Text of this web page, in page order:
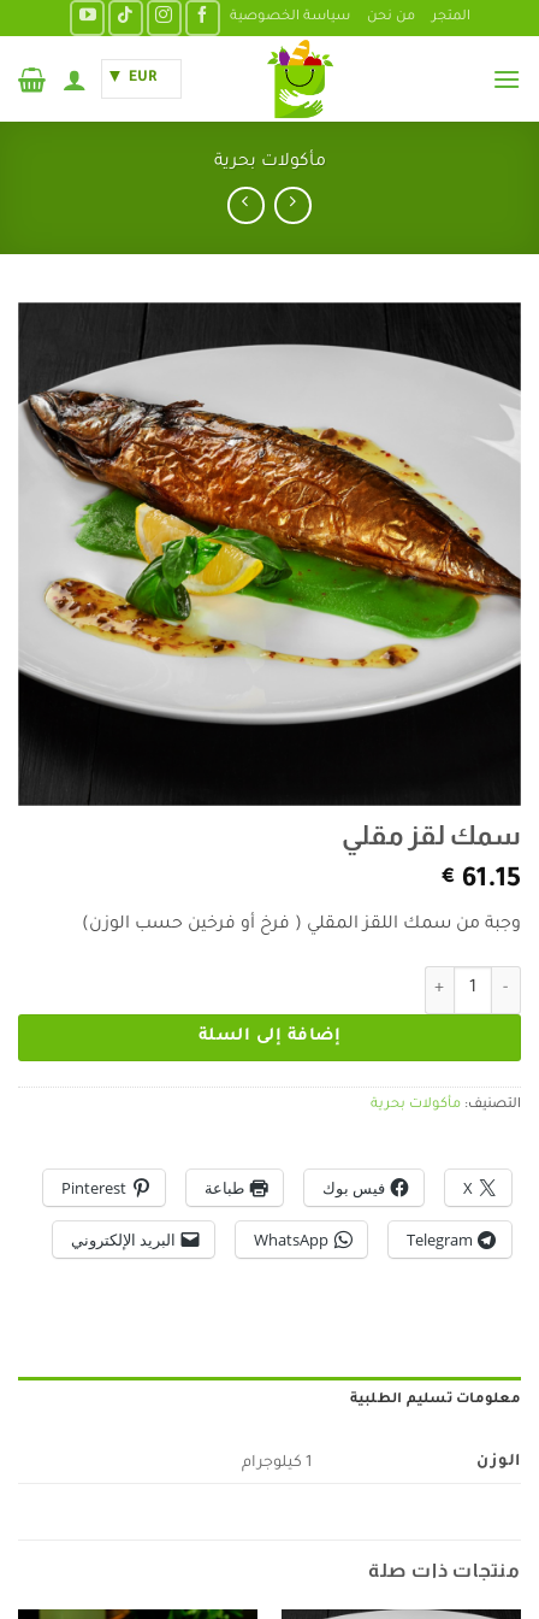
المتجر من نحن سياسة الخصوصية
EUR
مأكولات بحرية
سمك لقز مقلي
61.15
€
وجبة من سمك اللقز المقلي ( فرخ أو فرخين حسب الوزن)
كمية سمك لقز مقلي
إضافة إلى السلة
التصنيف: مأكولات بحرية
X فيس بوك طباعة Pinterest
Telegram
WhatsApp البريد الإلكتروني
معلومات تسليم الطلبية
الوزن 1 كيلوجرام
منتجات ذات صلة